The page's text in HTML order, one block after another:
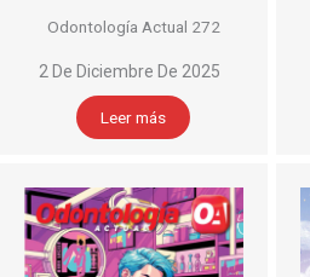
Odontología Actual 272
2 De Diciembre De 2025
Leer más